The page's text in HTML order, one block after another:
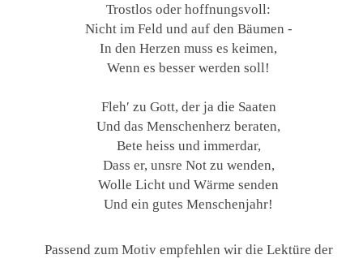
Trostlos oder hoffnungsvoll:
Nicht im Feld und auf den Bäumen -
In den Herzen muss es keimen,
Wenn es besser werden soll!
Fleh′ zu Gott, der ja die Saaten
Und das Menschenherz beraten,
Bete heiss und immerdar,
Dass er, unsre Not zu wenden,
Wolle Licht und Wärme senden
Und ein gutes Menschenjahr!
Passend zum Motiv empfehlen wir die Lektüre der